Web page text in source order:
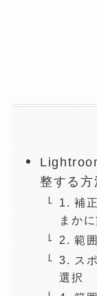
整する方
1. 補
まか
2. 範
3. ス
選択